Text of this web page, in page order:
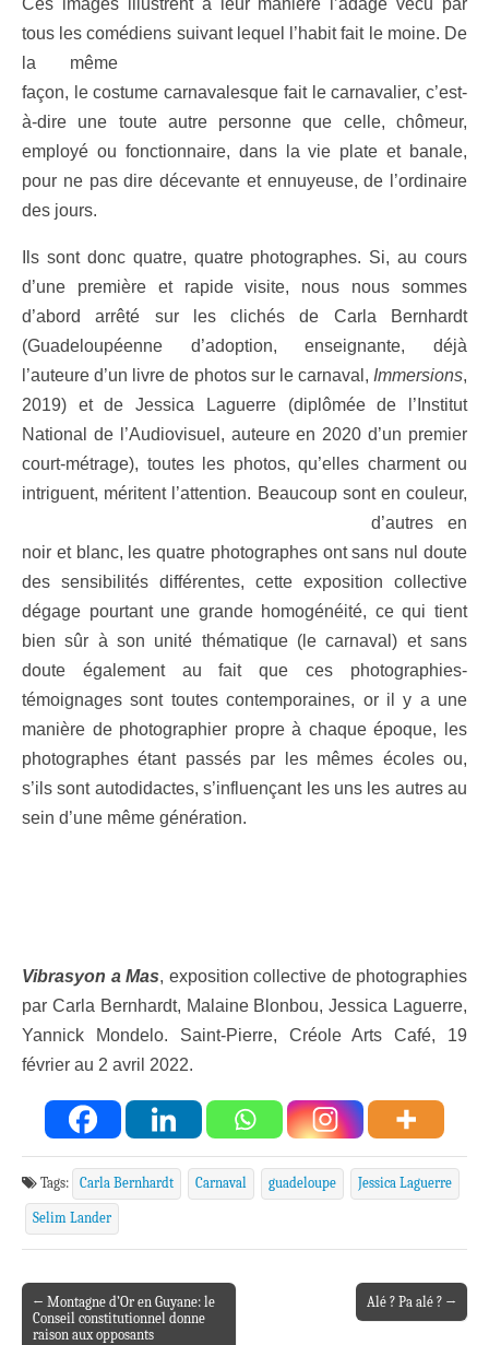
Ces images illustrent à leur manière l’adage vécu par
tous les comédiens suivant lequel l’habit fait le moine. De
la même
façon, le costume carnavalesque fait le carnavalier, c’est-
à-dire une toute autre personne que celle, chômeur,
employé ou fonctionnaire, dans la vie plate et banale,
pour ne pas dire décevante et ennuyeuse, de l’ordinaire
des jours.
Ils sont donc quatre, quatre photographes. Si, au cours
d’une première et rapide visite, nous nous sommes
d’abord arrêté sur les clichés de Carla Bernhardt
(Guadeloupéenne d’adoption, enseignante, déjà
l’auteure d’un livre de photos sur le carnaval, Immersions,
2019) et de Jessica Laguerre (diplômée de l’Institut
National de l’Audiovisuel, auteure en 2020 d’un premier
court-métrage), toutes les photos, qu’elles charment ou
intriguent, méritent l’attention. Beaucoup sont en couleur,
d’autres en
noir et blanc, les quatre photographes ont sans nul doute
des sensibilités différentes, cette exposition collective
dégage pourtant une grande homogénéité, ce qui tient
bien sûr à son unité thématique (le carnaval) et sans
doute également au fait que ces photographies-
témoignages sont toutes contemporaines, or il y a une
manière de photographier propre à chaque époque, les
photographes étant passés par les mêmes écoles ou,
s’ils sont autodidactes, s’influençant les uns les autres au
sein d’une même génération.
Vibrasyon a Mas, exposition collective de photographies
par Carla Bernhardt, Malaine Blonbou, Jessica Laguerre,
Yannick Mondelo. Saint-Pierre, Créole Arts Café, 19
février au 2 avril 2022.
Tags: Carla Bernhardt Carnaval guadeloupe Jessica Laguerre
Selim Lander
Post navigation
← Montagne d’Or en Guyane: le
Conseil constitutionnel donne
raison aux opposants
Alé ? Pa alé ? →